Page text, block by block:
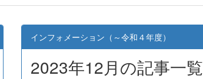
インフォメーション（～令和４年度）
2023年12月の記事一覧